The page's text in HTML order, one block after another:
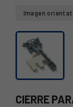
Imagen
CIERRE